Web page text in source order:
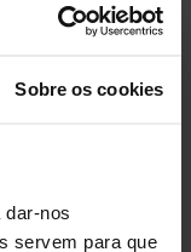
Sobre os cookies
nos
servem para que